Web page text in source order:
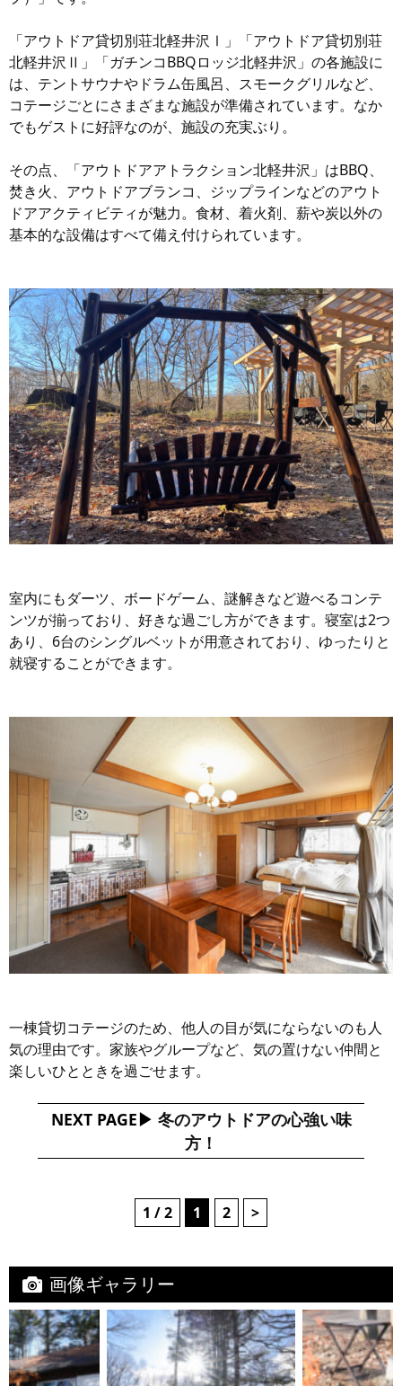
「アウトドア貸切別荘北軽井沢Ⅰ」「アウトドア貸切別荘
北軽井沢Ⅱ」「ガチンコBBQロッジ北軽井沢」の各施設に
は、テントサウナやドラム缶風呂、スモークグリルなど、
コテージごとにさまざまな施設が準備されています。なか
でもゲストに好評なのが、施設の充実ぶり。
その点、「アウトドアアトラクション北軽井沢」はBBQ、
焚き火、アウトドアブランコ、ジップラインなどのアウト
ドアアクティビティが魅力。食材、着火剤、薪や炭以外の
基本的な設備はすべて備え付けられています。
室内にもダーツ、ボードゲーム、謎解きなど遊べるコンテ
ンツが揃っており、好きな過ごし方ができます。寝室は2つ
あり、6台のシングルベットが用意されており、ゆったりと
就寝することができます。
一棟貸切コテージのため、他人の目が気にならないのも人
気の理由です。家族やグループなど、気の置けない仲間と
楽しいひとときを過ごせます。
NEXT PAGE
冬のアウトドアの心強い味
方！
1 / 2 1 2 >
画像ギャラリー